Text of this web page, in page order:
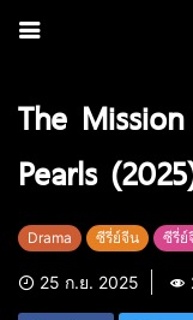
The
Pearls
Drama ซีรี่ย์จีน ซีรี่ย์
25 ก.ย. 2025